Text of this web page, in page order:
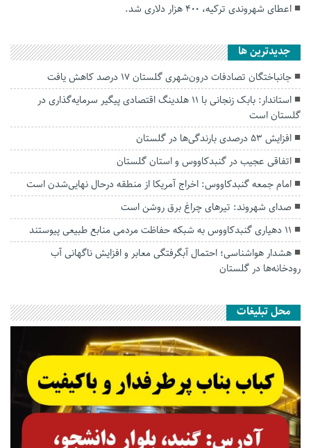
اعطای شهروندی ترکیه، 400 هزار دلاری شد.
جديدترين ها
جانباختگان تصادفات درون‌شهری گلستان ۱۷ درصد کاهش یافت
استاندار: بابک زنجانی با ۱۱ هلدینگ اقتصادی پیگیر سرمایه‌گذاری در
گلستان است
افزایش ۵۳ درصدی بارندگی‌ها در گلستان
اتفاقی عجیب در‌ گنبدکاووس و استان گلستان
امام جمعه گنبدکاووس: اخراج آمریکا از منطقه درحال نهایی‌شدن است
صدای شهروند: تیرهای چراغ برق روشن است
۱۱ دهیاری گنبدکاووس به شبکه حفاظت مردمی منابع طبیعی پیوستند
هشدار هواشناسی؛ احتمال آبگرفتگی معابر و افزایش ناگهانی آب
رودخانه‌ها در گلستان
محل تبلیغات